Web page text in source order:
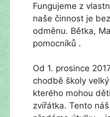
Fungujeme z
naše činnost je
odměnu. Bětka,
pomocníků .
Od 1. prosince
chodbě školy
kterého mohou
zvířátka. Tento